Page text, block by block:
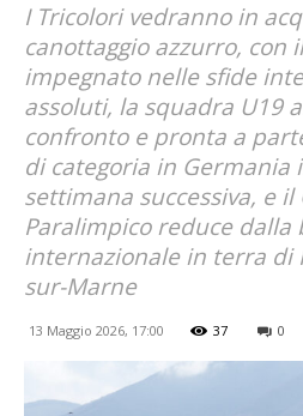
I Tricolori vedranno in
canottaggio azzurro, con
impegnato nelle sfide
assoluti, la squadra U19
confronto e pronta a
di categoria in Germania
settimana successiva, e il
Paralimpico reduce
internazionale in terra di
sur-Marne
13 Maggio 2026, 17:00 37 0